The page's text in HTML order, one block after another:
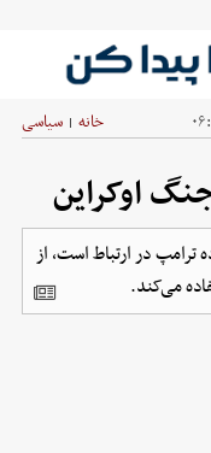
خانه | سیاسی
اوکراین
ترامپ در ارتباط است، از
می‌کند.